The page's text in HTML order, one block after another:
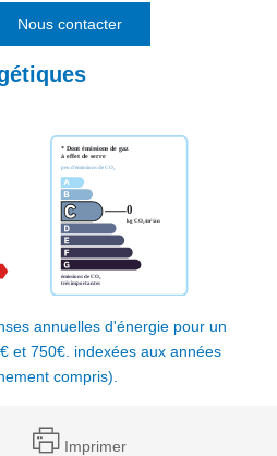
Nous contacter
annuelles d'énergie pour un
et 750€. indexées aux années
compris).
Imprimer